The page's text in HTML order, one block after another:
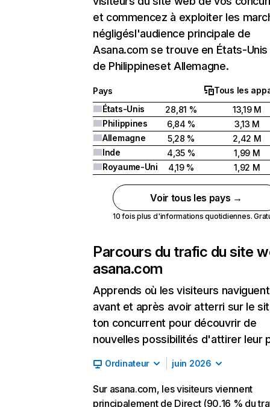
et commencez à exploiter les
négligésl'audience principale de
Asana.com se trouve en États-Unis
de Philippineset Allemagne.
Pays
Tous les
États-Unis
28,81 %
13,19 M
Philippines
6,84 %
3,13 M
Allemagne
5,28 %
2,42 M
Inde
4,35 %
1,99 M
Royaume-Uni
4,19 % 1,92 M
Voir tous les pays →
10 fois plus d'informations quotidiennes.
Parcours du trafic du site
asana.com
Apprends où les visiteurs naviguent
avant et après avoir atterri sur le
ton concurrent pour découvrir de
nouvelles possibilités d'attirer leur
Ordinateur juin 2026
Sur asana.com, les visiteurs viennent
principalement de Direct (90,16 % du